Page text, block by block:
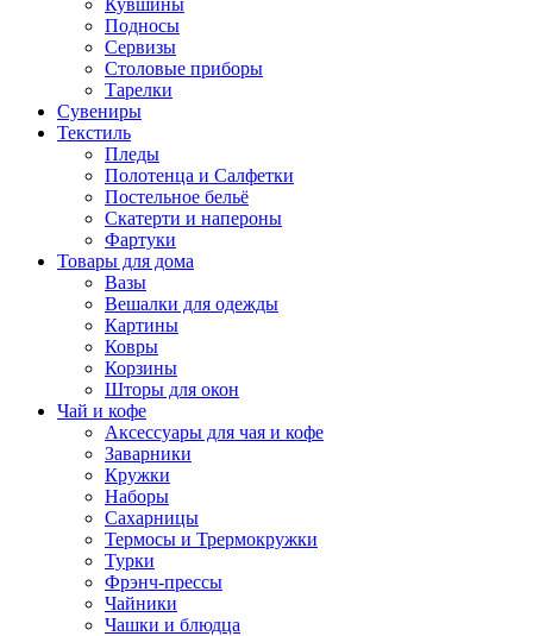
Кувшины
Подносы
Сервизы
Столовые приборы
Тарелки
Сувениры
Текстиль
Пледы
Полотенца и Салфетки
Постельное бельё
Скатерти и напероны
Фартуки
Товары для дома
Вазы
Вешалки для одежды
Картины
Ковры
Корзины
Шторы для окон
Чай и кофе
Аксессуары для чая и кофе
Заварники
Кружки
Наборы
Сахарницы
Термосы и Трермокружки
Турки
Фрэнч-прессы
Чайники
Чашки и блюдца